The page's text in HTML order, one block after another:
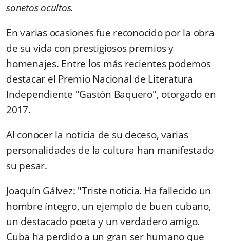
sonetos ocultos.
En varias ocasiones fue reconocido por la obra
de su vida con prestigiosos premios y
homenajes. Entre los más recientes podemos
destacar el Premio Nacional de Literatura
Independiente "Gastón Baquero", otorgado en
2017.
Al conocer la noticia de su deceso, varias
personalidades de la cultura han manifestado
su pesar.
Joaquín Gálvez: "Triste noticia. Ha fallecido un
hombre íntegro, un ejemplo de buen cubano,
un destacado poeta y un verdadero amigo.
Cuba ha perdido a un gran ser humano que